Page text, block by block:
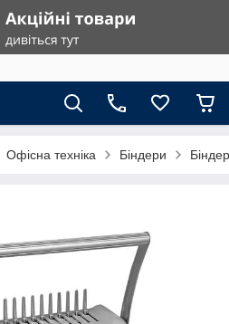
Офісна техніка Біндери